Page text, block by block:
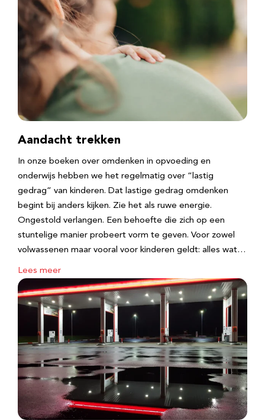
Aandacht trekken
In onze boeken over omdenken in opvoeding en
onderwijs hebben we het regelmatig over “lastig
gedrag” van kinderen. Dat lastige gedrag omdenken
begint bij anders kijken. Zie het als ruwe energie.
Ongestold verlangen. Een behoefte die zich op een
stuntelige manier probeert vorm te geven. Voor zowel
volwassenen maar vooral voor kinderen geldt: alles wat…
Lees meer